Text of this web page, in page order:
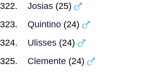
Josias (25)
Quintino (24)
Ulisses (24)
Clemente (24)